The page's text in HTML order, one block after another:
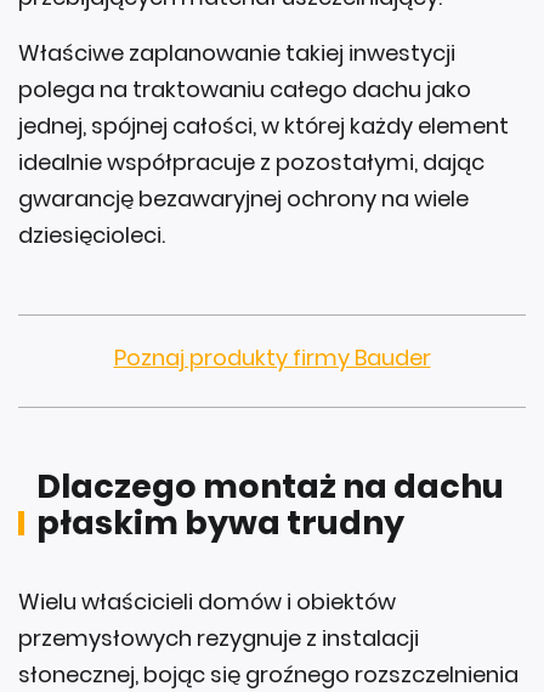
Właściwe zaplanowanie takiej inwestycji
polega na traktowaniu całego dachu jako
jednej, spójnej całości, w której każdy element
idealnie współpracuje z pozostałymi, dając
gwarancję bezawaryjnej ochrony na wiele
dziesięcioleci.
Poznaj produkty firmy Bauder
Dlaczego montaż na dachu
płaskim bywa trudny
Wielu właścicieli domów i obiektów
przemysłowych rezygnuje z instalacji
słonecznej, bojąc się groźnego rozszczelnienia